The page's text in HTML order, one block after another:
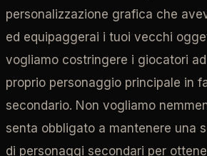
personalizzazione grafica che
ed equipaggerai i tuoi vecchi
vogliamo costringere i giocatori ad
proprio personaggio principale in
secondario. Non vogliamo
senta obbligato a mantenere una
di personaggi secondari per